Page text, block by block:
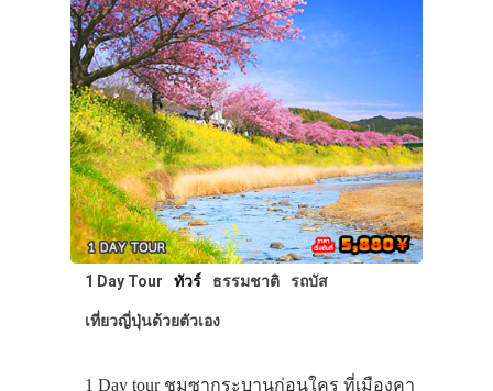
1 Day Tour ทัวร์ ธรรมชาติ รถบัส
เที่ยวญี่ปุ่นด้วยตัวเอง
1 Day tour ชมซากุระบานก่อนใคร ที่เมืองคา